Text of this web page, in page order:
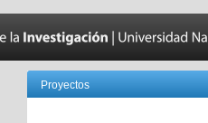
Proyectos